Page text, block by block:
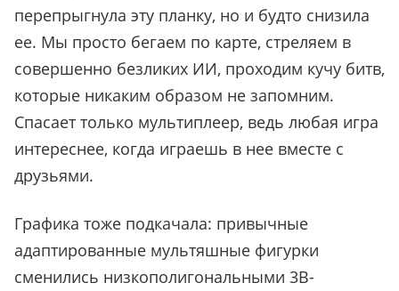
перепрыгнула эту планку, но и будто снизила
ее. Мы просто бегаем по карте, стреляем в
совершенно безликих ИИ, проходим кучу битв,
которые никаким образом не запомним.
Спасает только мультиплеер, ведь любая игра
интереснее, когда играешь в нее вместе с
друзьями.
Графика тоже подкачала: привычные
адаптированные мультяшные фигурки
сменились низкополигональными 3В-